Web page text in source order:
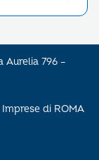
Aurelia 796 –
di ROMA